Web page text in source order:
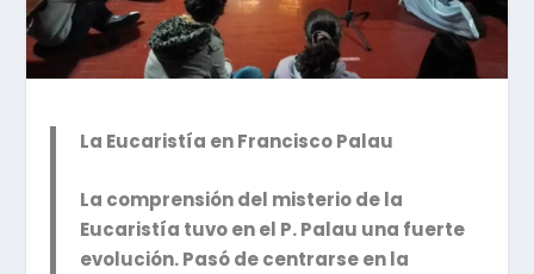
La Eucaristía en Francisco Palau
La comprensión del misterio de la
Eucaristía tuvo en el P. Palau una fuerte
evolución. Pasó de centrarse en la